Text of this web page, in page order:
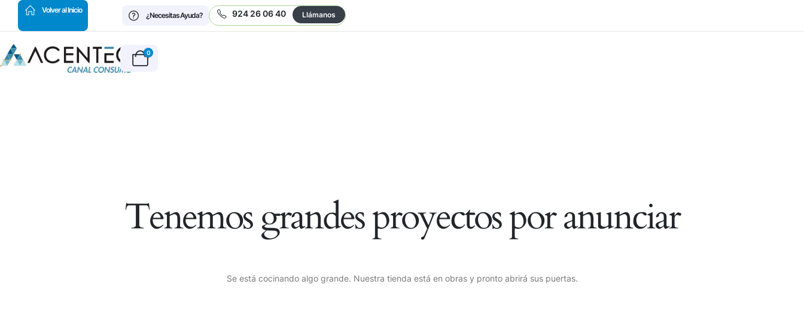
Volver al Inicio
¿Necesitas Ayuda?
924 26 06 40 Llámanos
0
Tenemos grandes proyectos por anunciar
Se está cocinando algo grande. Nuestra tienda está en obras y pronto abrirá sus puertas.